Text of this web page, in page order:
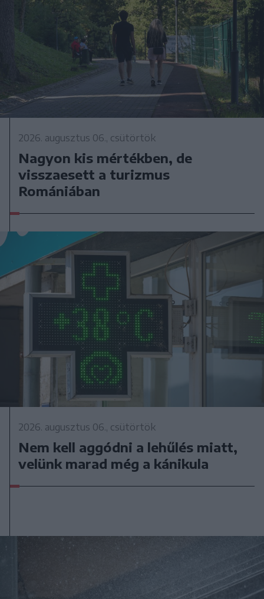
2026. augusztus 06., csütörtök
Nagyon kis mértékben, de
visszaesett a turizmus
Romániában
2026. augusztus 06., csütörtök
Nem kell aggódni a lehűlés miatt,
velünk marad még a kánikula